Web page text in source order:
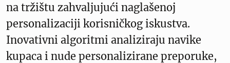
na tržištu zahvaljujući naglašenoj
personalizaciji korisničkog iskustva.
Inovativni algoritmi analiziraju navike
kupaca i nude personalizirane preporuke,